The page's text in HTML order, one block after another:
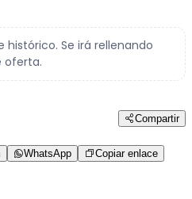
Se irá rellenando
oferta.
Compartir
WhatsApp Copiar enlace